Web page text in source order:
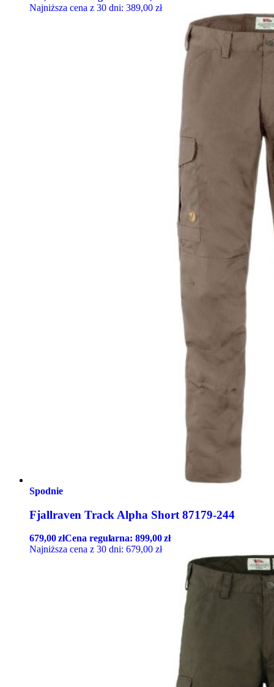
Najniższa cena z 30 dni: 389,00 zł
Spodnie
Fjallraven Track Alpha Short 87179-244
679,00złCena regularna:899,00zł
Najniższa cena z 30 dni: 679,00 zł